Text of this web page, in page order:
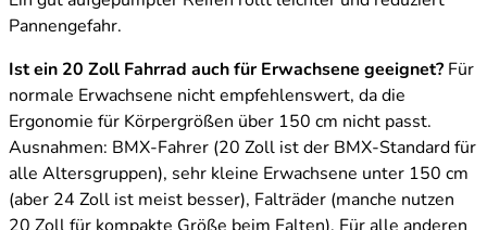
Pannengefahr.
Ist ein 20 Zoll Fahrrad auch für Erwachsene geeignet? Für
normale Erwachsene nicht empfehlenswert, da die
Ergonomie für Körpergrößen über 150 cm nicht passt.
Ausnahmen: BMX-Fahrer (20 Zoll ist der BMX-Standard für
alle Altersgruppen), sehr kleine Erwachsene unter 150 cm
(aber 24 Zoll ist meist besser), Falträder (manche nutzen